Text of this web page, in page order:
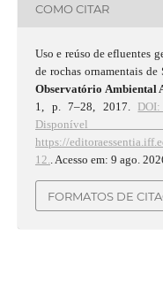
COMO CITAR
Uso e reúso de efluentes
de rochas ornamentais
Observatório Ambiental
1, p. 7–28, 2017.
https://
12.. Acesso em: 9 ago.
FORMATOS DE